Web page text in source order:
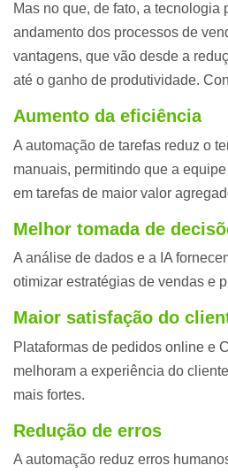
Mas no que, de fato, a tecnologia
andamento dos processos de
vantagens, que vão desde a
até o ganho de produtividade.
Aumento da eficiência
A automação de tarefas reduz o
manuais, permitindo que a
em tarefas de maior valor
Melhor tomada de
A análise de dados e a IA
otimizar estratégias de vendas e
Maior satisfação do
Plataformas de pedidos online e
melhoram a experiência do
mais fortes.
Redução de erros
A automação reduz erros